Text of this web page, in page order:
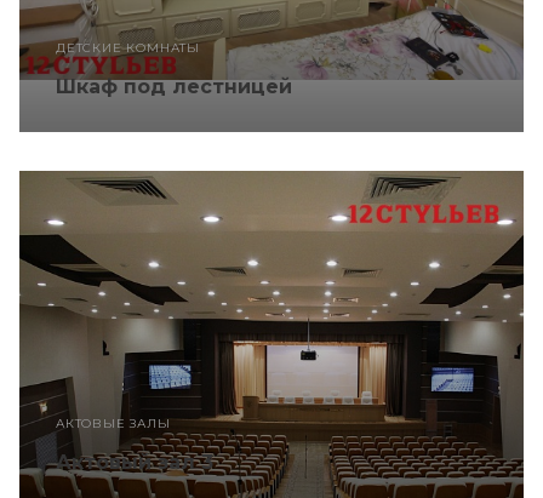
ДЕТСКИЕ КОМНАТЫ
Шкаф под лестницей
АКТОВЫЕ ЗАЛЫ
Актовый зал 3